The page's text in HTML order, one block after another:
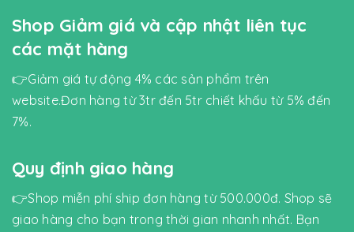
Shop Giảm giá và cập nhật liên tục
các mặt hàng
👉Giảm giá tự động 4% các sản phẩm trên
website.Đơn hàng từ 3tr đến 5tr chiết khấu từ 5% đến
7%.
Quy định giao hàng
👉Shop miễn phí ship đơn hàng từ 500.000đ. Shop sẽ
giao hàng cho bạn trong thời gian nhanh nhất. Bạn